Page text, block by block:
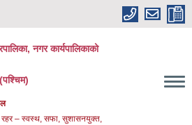
नगर कार्यपालिकाको
रहर – स्वस्थ, सफा, सुशासनयुक्त,